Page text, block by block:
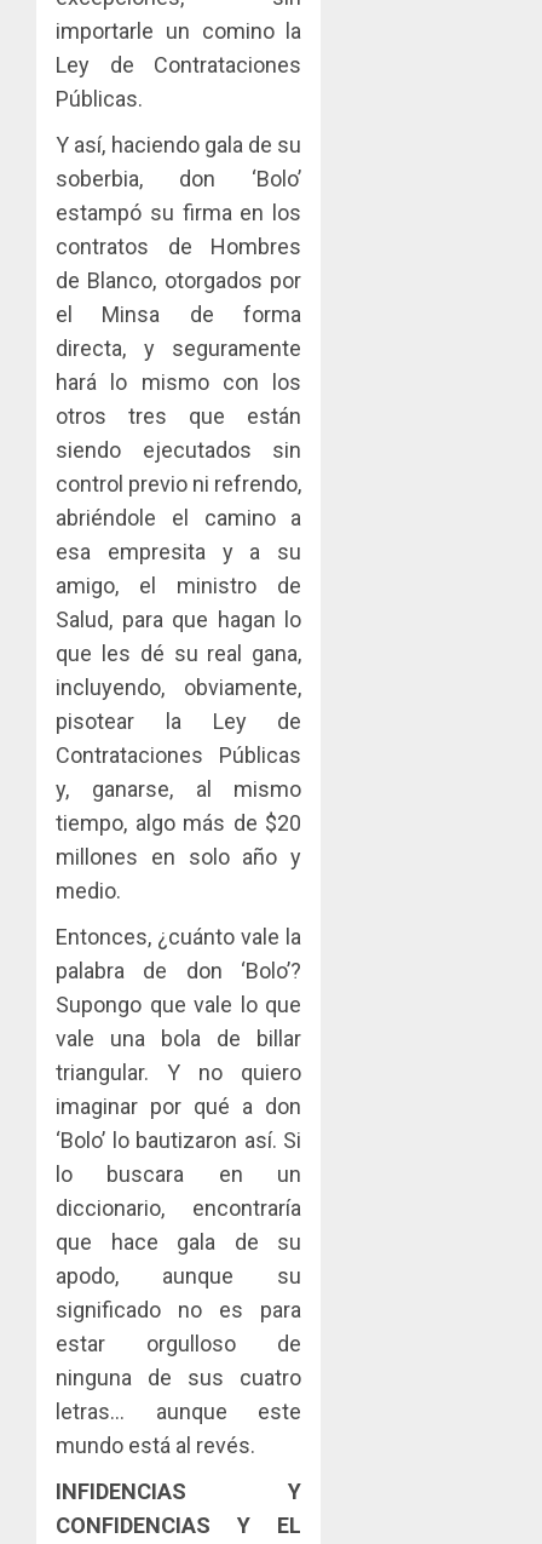
importarle un comino la
Ley de Contrataciones
Públicas.
Y así, haciendo gala de su
soberbia, don ‘Bolo’
estampó su firma en los
contratos de Hombres
de Blanco, otorgados por
el Minsa de forma
directa, y seguramente
hará lo mismo con los
otros tres que están
siendo ejecutados sin
control previo ni refrendo,
abriéndole el camino a
esa empresita y a su
amigo, el ministro de
Salud, para que hagan lo
que les dé su real gana,
incluyendo, obviamente,
pisotear la Ley de
Contrataciones Públicas
y, ganarse, al mismo
tiempo, algo más de $20
millones en solo año y
medio.
Entonces, ¿cuánto vale la
palabra de don ‘Bolo’?
Supongo que vale lo que
vale una bola de billar
triangular. Y no quiero
imaginar por qué a don
‘Bolo’ lo bautizaron así. Si
lo buscara en un
diccionario, encontraría
que hace gala de su
apodo, aunque su
significado no es para
estar orgulloso de
ninguna de sus cuatro
letras… aunque este
mundo está al revés.
INFIDENCIAS Y
CONFIDENCIAS Y EL